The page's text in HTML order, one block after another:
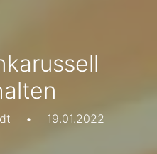
• 19.01.2022